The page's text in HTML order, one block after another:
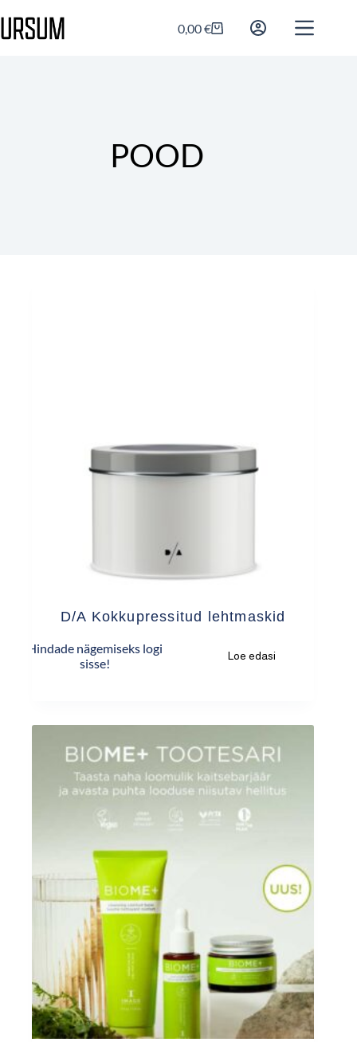
0,00€
POOD
D/A Kokkupressitud lehtmaskid
Hindade nägemiseks logi
sisse!
Loe edasi